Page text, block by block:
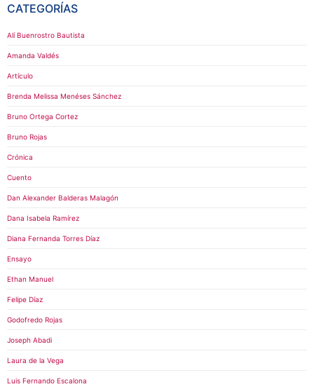
CATEGORÍAS
Alí Buenrostro Bautista
Amanda Valdés
Artículo
Brenda Melissa Menéses Sánchez
Bruno Ortega Cortez
Bruno Rojas
Crónica
Cuento
Dan Alexander Balderas Malagón
Dana Isabela Ramírez
Diana Fernanda Torres Díaz
Ensayo
Ethan Manuel
Felipe Díaz
Godofredo Rojas
Joseph Abadi
Laura de la Vega
Luis Fernando Escalona